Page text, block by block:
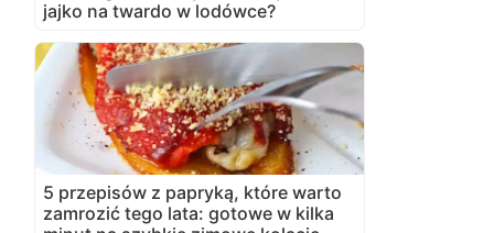
jajko na twardo w lodówce?
5 przepisów z papryką, które warto
zamrozić tego lata: gotowe w kilka